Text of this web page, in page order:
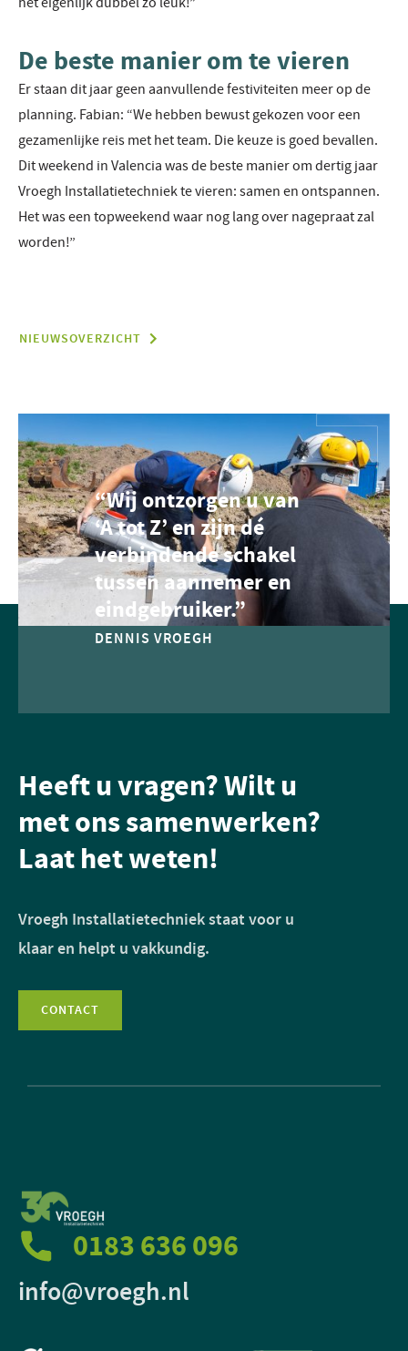
De beste manier om te vieren
Er staan dit jaar geen aanvullende festiviteiten meer op de
planning. Fabian: “We hebben bewust gekozen voor een
gezamenlijke reis met het team. Die keuze is goed bevallen.
Dit weekend in Valencia was de beste manier om dertig jaar
Vroegh Installatietechniek te vieren: samen en ontspannen.
Het was een topweekend waar nog lang over nagepraat zal
worden!”
NIEUWSOVERZICHT
“Wij ontzorgen u van
‘A tot Z’ en zijn dé
verbindende schakel
tussen aannemer en
eindgebruiker.”
DENNIS VROEGH
Heeft u vragen? Wilt u
met ons samenwerken?
Laat het weten!
Vroegh Installatietechniek staat voor u
klaar en helpt u vakkundig.
CONTACT
0183 636 096
info@vroegh.nl